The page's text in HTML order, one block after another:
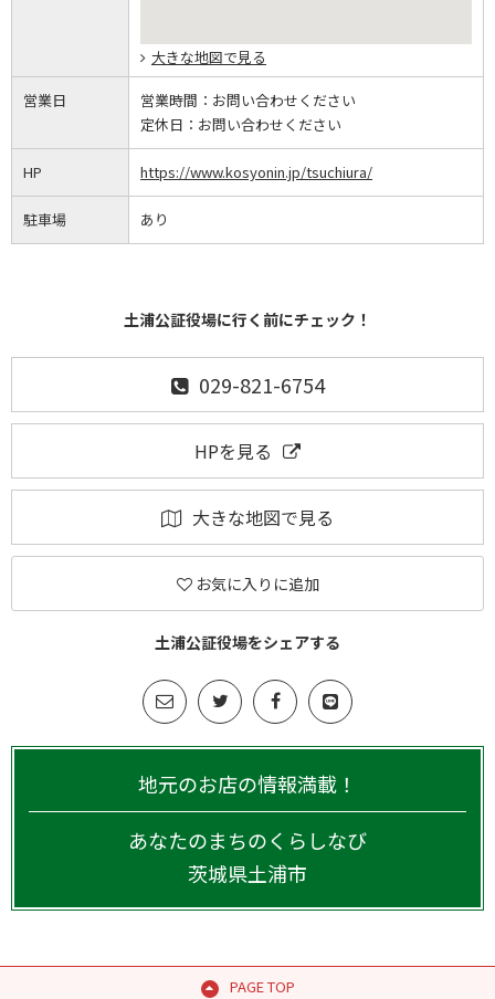
大きな地図で見る
営業日 営業時間： お問い合わせください
定休日： お問い合わせください
HP https://www.kosyonin.jp/tsuchiura/
駐車場 あり
土浦公証役場に行く前にチェック！
029-821-6754
HPを見る
大きな地図で見る
お気に入りに追加
土浦公証役場をシェアする
地元のお店の情報満載！
あなたのまちのくらしなび
茨城県土浦市
PAGE TOP